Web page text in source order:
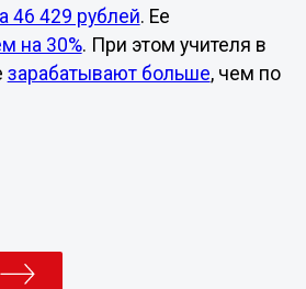
46 429 рублей. Ее
на 30%. При этом учителя в
зарабатывают больше, чем по